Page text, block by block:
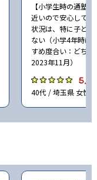
【小学生時の通塾
近いので安心して
状況は、特に子ど
ない（小学4年時に
すめ度合い：どち
2023年11月）
5.0
40代 / 埼玉県 女性